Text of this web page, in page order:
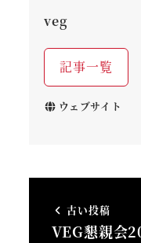
veg
記事一覧
ウェブサイト
古い投稿
VEG懇親会